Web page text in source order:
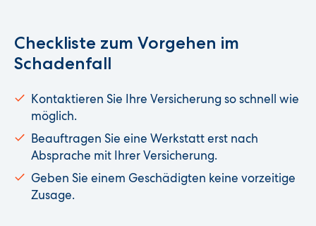
Checkliste zum Vorgehen im
Schadenfall
Kontaktieren Sie Ihre Versicherung so schnell wie
möglich.
Beauftragen Sie eine Werkstatt erst nach
Absprache mit Ihrer Versicherung.
Geben Sie einem Geschädigten keine vorzeitige
Zusage.